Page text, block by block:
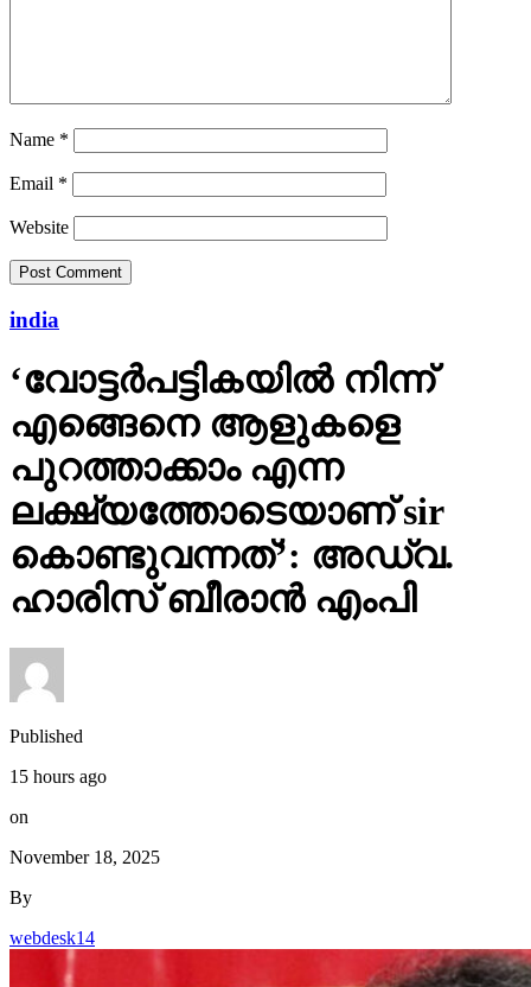
Name *
Email *
Website
india
‘വോട്ടര്‍പട്ടികയില്‍ നിന്ന്
എങ്ങെനെ ആളുകളെ
പുറത്താക്കാം എന്ന
ലക്ഷ്യത്തോടെയാണ് sir
കൊണ്ടുവന്നത്’: അഡ്വ.
ഹാരിസ് ബീരാൻ എംപി
Published
15 hours ago
on
November 18, 2025
By
webdesk14